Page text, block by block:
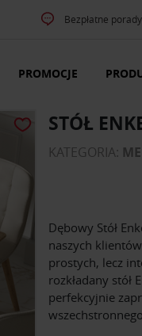
Bezpłatne porady
PROMOCJE
STÓŁ
KATEGORIA:
Dębowy Stół
naszych
prostych, lecz
rozkładany stół
perfekcyjnie